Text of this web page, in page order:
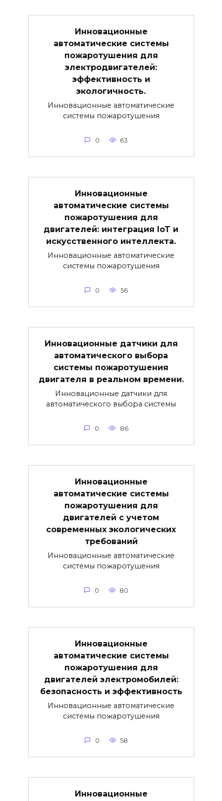
Инновационные
автоматические системы
пожаротушения для
электродвигателей:
эффективность и
экологичность.
Инновационные автоматические
системы пожаротушения
0 63
Инновационные
автоматические системы
пожаротушения для
двигателей: интеграция IoT и
искусственного интеллекта.
Инновационные автоматические
системы пожаротушения
0 56
Инновационные датчики для
автоматического выбора
системы пожаротушения
двигателя в реальном времени.
Инновационные датчики для
автоматического выбора системы
0 86
Инновационные
автоматические системы
пожаротушения для
двигателей с учетом
современных экологических
требований
Инновационные автоматические
системы пожаротушения
0 80
Инновационные
автоматические системы
пожаротушения для
двигателей электромобилей:
безопасность и эффективность
Инновационные автоматические
системы пожаротушения
0 58
Инновационные